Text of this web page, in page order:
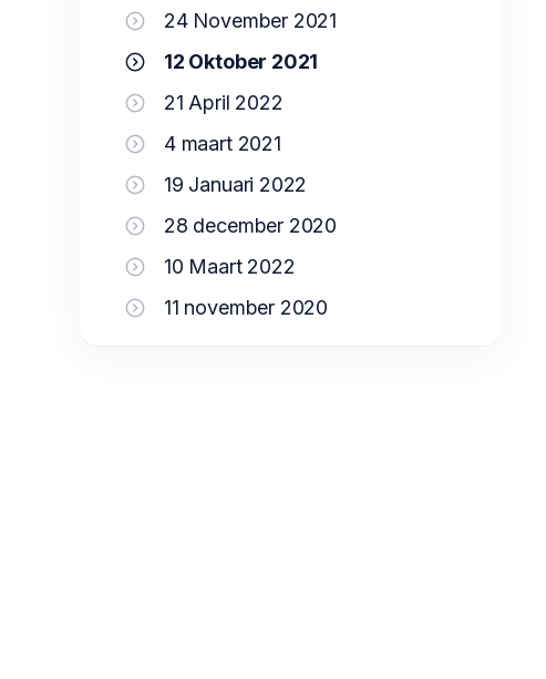
24 November 2021
12 Oktober 2021
21 April 2022
4 maart 2021
19 Januari 2022
28 december 2020
10 Maart 2022
11 november 2020